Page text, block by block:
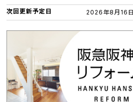
次回更新予定日
2026年8月16日